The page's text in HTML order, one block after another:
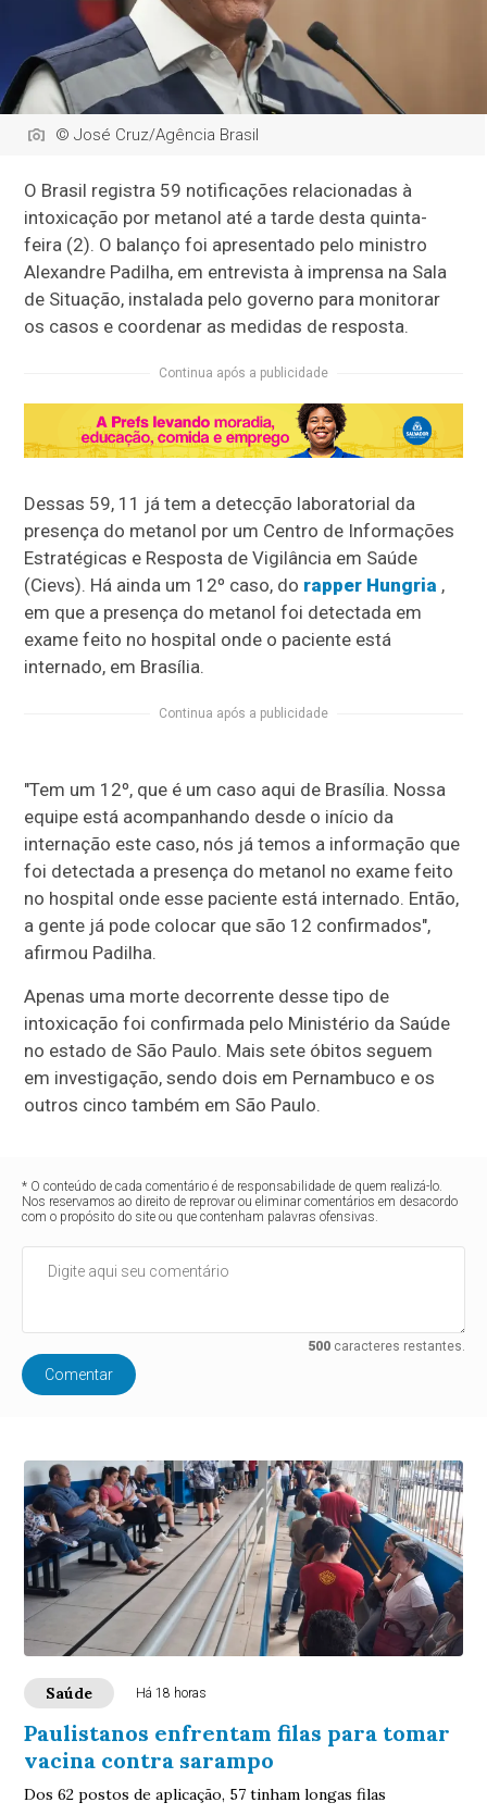
© José Cruz/Agência Brasil
O Brasil registra 59 notificações relacionadas à
intoxicação por metanol até a tarde desta quinta-
feira (2). O balanço foi apresentado pelo ministro
Alexandre Padilha, em entrevista à imprensa na Sala
de Situação, instalada pelo governo para monitorar
os casos e coordenar as medidas de resposta.
Continua após a publicidade
Dessas 59, 11 já tem a detecção laboratorial da
presença do metanol por um Centro de Informações
Estratégicas e Resposta de Vigilância em Saúde
(Cievs). Há ainda um 12º caso, do rapper Hungria ,
em que a presença do metanol foi detectada em
exame feito no hospital onde o paciente está
internado, em Brasília.
Continua após a publicidade
"Tem um 12º, que é um caso aqui de Brasília. Nossa
equipe está acompanhando desde o início da
internação este caso, nós já temos a informação que
foi detectada a presença do metanol no exame feito
no hospital onde esse paciente está internado. Então,
a gente já pode colocar que são 12 confirmados",
afirmou Padilha.
Apenas uma morte decorrente desse tipo de
intoxicação foi confirmada pelo Ministério da Saúde
no estado de São Paulo. Mais sete óbitos seguem
em investigação, sendo dois em Pernambuco e os
outros cinco também em São Paulo.
* O conteúdo de cada comentário é de responsabilidade de quem realizá-lo.
Nos reservamos ao direito de reprovar ou eliminar comentários em desacordo
com o propósito do site ou que contenham palavras ofensivas.
500caracteres restantes.
Comentar
Saúde Há 18 horas
Paulistanos enfrentam filas para tomar
vacina contra sarampo
Dos 62 postos de aplicação, 57 tinham longas filas